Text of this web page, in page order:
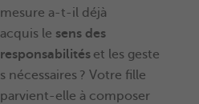
mesure a-t-il déjà
acquis le sens des
responsabilités et les geste
s nécessaires ? Votre fille
parvient-elle à composer